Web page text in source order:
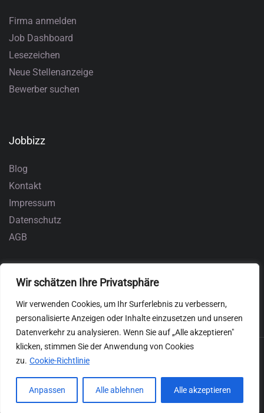
Wir schätzen Ihre Privatsphäre
Wir verwenden Cookies, um Ihr Surferlebnis zu verbessern,
personalisierte Anzeigen oder Inhalte einzusetzen und unseren
Datenverkehr zu analysieren. Wenn Sie auf „Alle akzeptieren"
klicken, stimmen Sie der Anwendung von Cookies
zu. Cookie-Richtlinie
Anpassen Alle ablehnen Alle akzeptieren
Firma anmelden
Job Dashboard
Lesezeichen
Neue Stellenanzeige
Bewerber suchen
Jobbizz
Blog
Kontakt
Impressum
Datenschutz
AGB